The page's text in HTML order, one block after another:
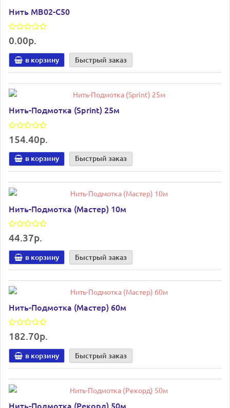
Нить МВ02-С50
0.00р.
в корзину Быстрый заказ
Нить-Подмотка (Sprint) 25м
154.40р.
в корзину Быстрый заказ
Нить-Подмотка (Мастер) 10м
44.37р.
в корзину Быстрый заказ
Нить-Подмотка (Мастер) 60м
182.70р.
в корзину Быстрый заказ
Нить-Подмотка (Рекорд) 50м